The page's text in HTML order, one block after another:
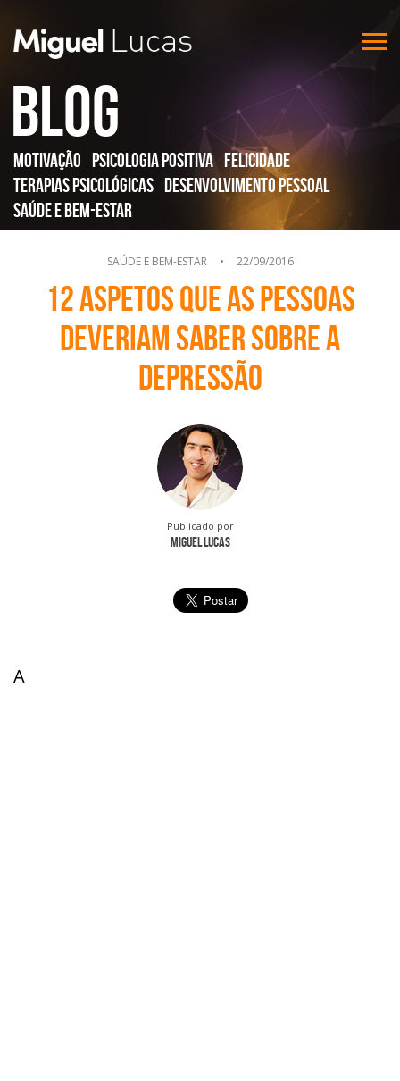
Blog
Motivação Psicologia Positiva Felicidade
Terapias Psicológicas Desenvolvimento Pessoal
Saúde e Bem-Estar
SAÚDE E BEM-ESTAR • 22/09/2016
12 aspetos que as pessoas
deveriam saber sobre a
depressão
Publicado por
Miguel Lucas
A